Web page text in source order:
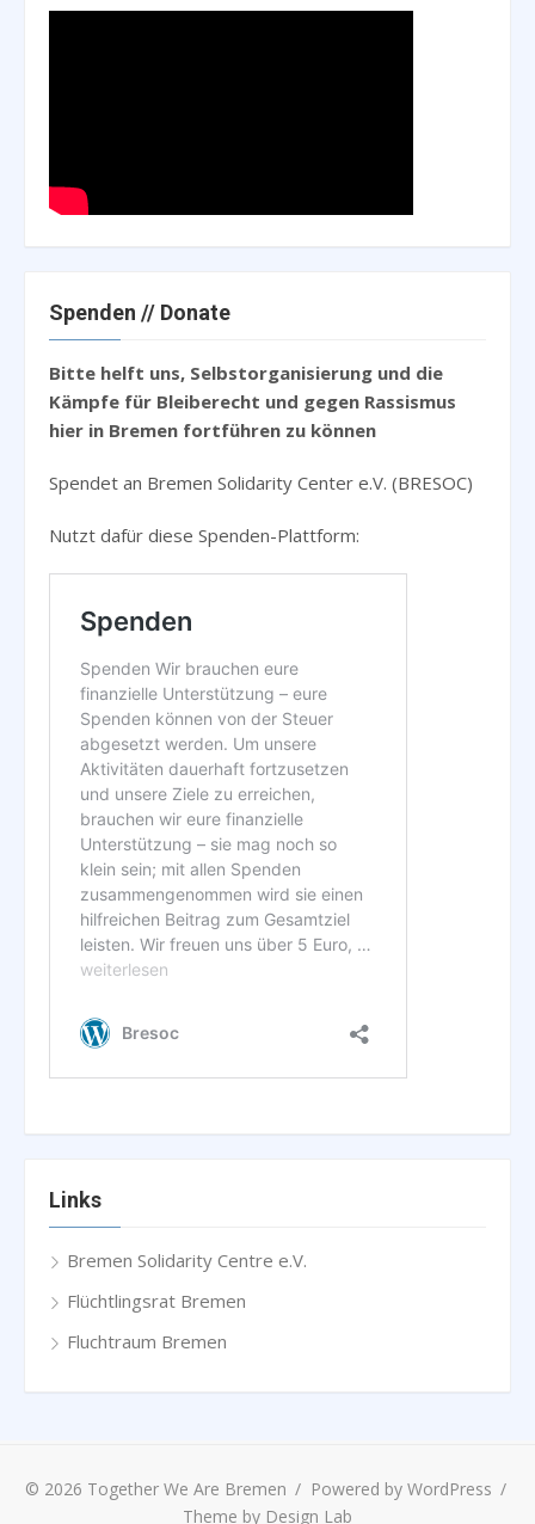
Spenden // Donate
Bitte helft uns, Selbstorganisierung und die
Kämpfe für Bleiberecht und gegen Rassismus
hier in Bremen fortführen zu können
Spendet an Bremen Solidarity Center e.V. (BRESOC)
Nutzt dafür diese Spenden-Plattform:
Links
Bremen Solidarity Centre e.V.
Flüchtlingsrat Bremen
Fluchtraum Bremen
© 2026 Together We Are Bremen / Powered by WordPress /
Theme by Design Lab